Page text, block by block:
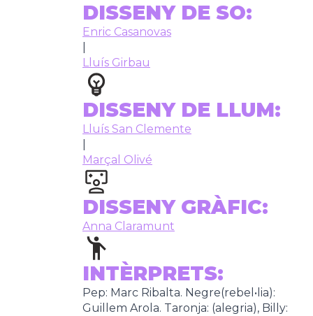
DISSENY DE SO:
Enric Casanovas
Lluís Girbau
DISSENY DE LLUM:
Lluís San Clemente
Marçal Olivé
DISSENY GRÀFIC:
Anna Claramunt
INTÈRPRETS:
Pep: Marc Ribalta. Negre(rebel•lia):
Guillem Arola. Taronja: (alegria), Billy: